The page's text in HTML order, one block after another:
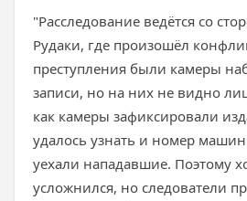
"Расследование ведётся со
Рудаки, где произошёл
преступления были камеры
записи, но на них не видно
как камеры зафиксировали
удалось узнать и номер
уехали нападавшие. Поэтому
усложнился, но следователи